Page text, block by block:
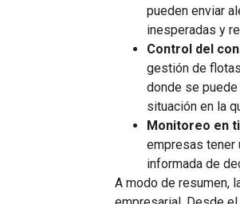
pueden enviar
inesperadas y
Control del
gestión de
donde se
situación en la
Monitoreo en
empresas tener
informada de
A modo de resumen,